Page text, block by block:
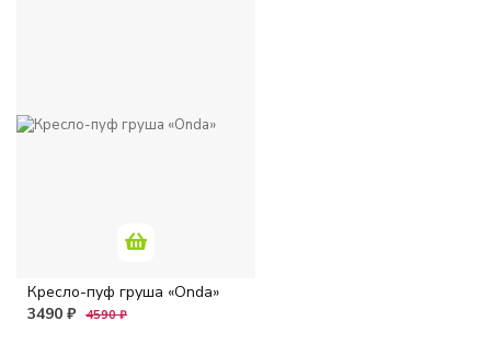
Кресло-пуф груша «Onda»
3490 ₽ 4590 ₽